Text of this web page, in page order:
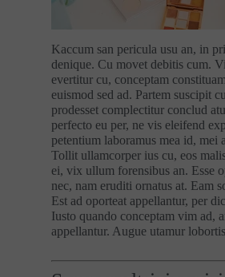
Kaccum san pericula usu an, in
denique. Cu movet debitis cum.
evertitur cu, conceptam
euismod sed ad. Partem suscipit
prodesset complectitur conclud
perfecto eu per, ne vis eleifend
petentium laboramus mea id, mei
Tollit ullamcorper ius cu, eos
ei, vix ullum forensibus an. Esse
nec, nam eruditi ornatus at. Eam
Est ad oporteat appellantur, per
Iusto quando conceptam vim ad,
appellantur. Augue utamur